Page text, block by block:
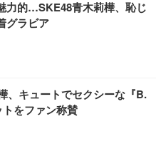
力的…SKE48青木莉樺、恥じ
グラビア
、キュートでセクシーな『B.
をファン称賛